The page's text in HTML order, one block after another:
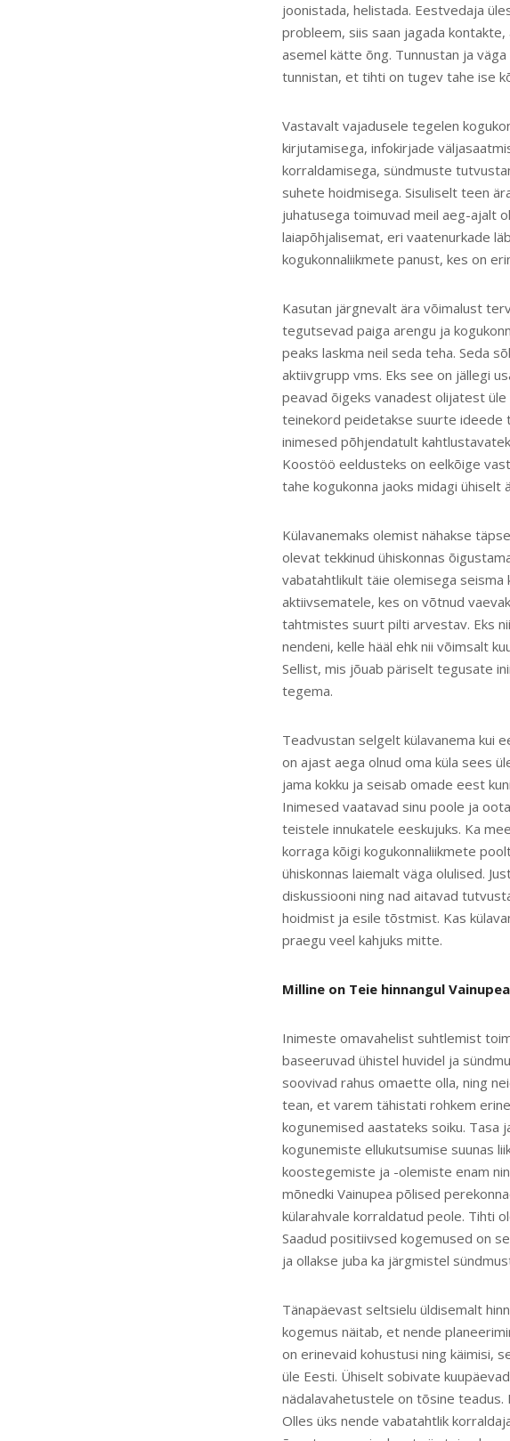
joonistada, helistada. Eestvedaja
probleem, siis saan jagada
asemel kätte õng. Tunnustan ja
tunnistan, et tihti on tugev tahe ise
Vastavalt vajadusele tegelen
kirjutamisega, infokirjade
korraldamisega, sündmuste
suhete hoidmisega. Sisuliselt teen
juhatusega toimuvad meil aeg-ajalt
laiapõhjalisemat, eri vaatenurkade
kogukonnaliikmete panust, kes on
Kasutan järgnevalt ära võimalust
tegutsevad paiga arengu ja
peaks laskma neil seda teha. Seda
aktiivgrupp vms. Eks see on jällegi
peavad õigeks vanadest olijatest
teinekord peidetakse suurte ideede
inimesed põhjendatult
Koostöö eeldusteks on eelkõige
tahe kogukonna jaoks midagi ühiselt
Külavanemaks olemist nähakse
olevat tekkinud ühiskonnas
vabatahtlikult täie olemisega
aktiivsematele, kes on võtnud
tahtmistes suurt pilti arvestav. Eks
nendeni, kelle hääl ehk nii võimsalt
Sellist, mis jõuab päriselt tegusate
tegema.
Teadvustan selgelt külavanema kui
on ajast aega olnud oma küla sees
jama kokku ja seisab omade eest
Inimesed vaatavad sinu poole ja
teistele innukatele eeskujuks. Ka
korraga kõigi kogukonnaliikmete
ühiskonnas laiemalt väga olulised.
diskussiooni ning nad aitavad
hoidmist ja esile tõstmist. Kas
praegu veel kahjuks mitte.
Milline on Teie hinnangul
Inimeste omavahelist suhtlemist
baseeruvad ühistel huvidel ja
soovivad rahus omaette olla, ning
tean, et varem tähistati rohkem
kogunemised aastateks soiku.
kogunemiste ellukutsumise suunas
koostegemiste ja -olemiste enam
mõnedki Vainupea põlised
külarahvale korraldatud peole. Tihti
Saadud positiivsed kogemused on
ja ollakse juba ka järgmistel
Tänapäevast seltsielu üldisemalt
kogemus näitab, et nende
on erinevaid kohustusi ning käimisi,
üle Eesti. Ühiselt sobivate
nädalavahetustele on tõsine teadus.
Olles üks nende vabatahtlik